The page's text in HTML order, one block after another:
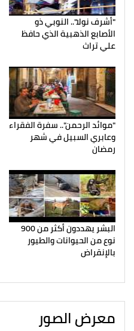
"أشرف نولا".. النوبي ذو
الأصابع الذهبية الذي حافظ
علي تراث
"موائد الرحمن".. سفرة الفقراء
وعابري السبيل في شهر
رمضان
البشر يهددون أكثر من 900
نوع من الحيوانات والطيور
بالإنقراض
معرض الصور